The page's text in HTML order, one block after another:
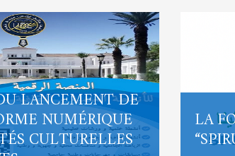
LANCEMENT DE
NUMÉRIQUE
CULTURELLES
LA